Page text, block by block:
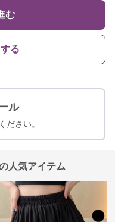
む
る
ル
ださい。
人気アイテム